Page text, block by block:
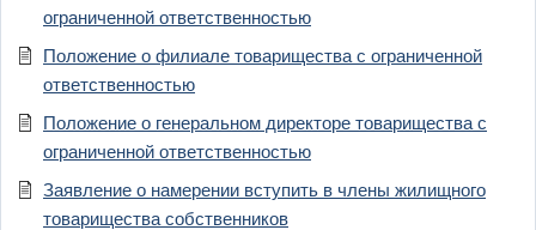
ограниченной ответственностью
Положение о филиале товарищества с ограниченной
ответственностью
Положение о генеральном директоре товарищества с
ограниченной ответственностью
Заявление о намерении вступить в члены жилищного
товарищества собственников